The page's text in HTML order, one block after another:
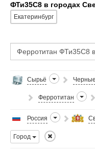
ФТи35С8 в городах
Екатеринбург
Сырьё
Ферротитан
Россия
Город